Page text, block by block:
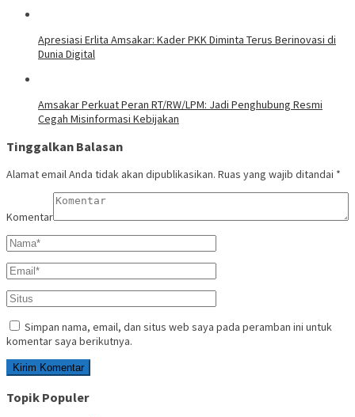
Apresiasi Erlita Amsakar: Kader PKK Diminta Terus Berinovasi di
Dunia Digital
Amsakar Perkuat Peran RT/RW/LPM: Jadi Penghubung Resmi
Cegah Misinformasi Kebijakan
Tinggalkan Balasan
Alamat email Anda tidak akan dipublikasikan. Ruas yang wajib ditandai *
Komentar
Simpan nama, email, dan situs web saya pada peramban ini untuk
komentar saya berikutnya.
Topik Populer